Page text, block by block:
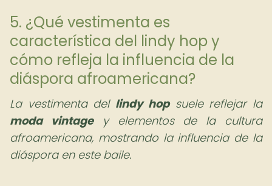
5. ¿Qué vestimenta es
característica del lindy hop y
cómo refleja la influencia de la
diáspora afroamericana?
La vestimenta del lindy hopsuele reflejar la
moda vintagey elementos de la cultura
afroamericana, mostrando la influencia de la
diáspora en este baile.